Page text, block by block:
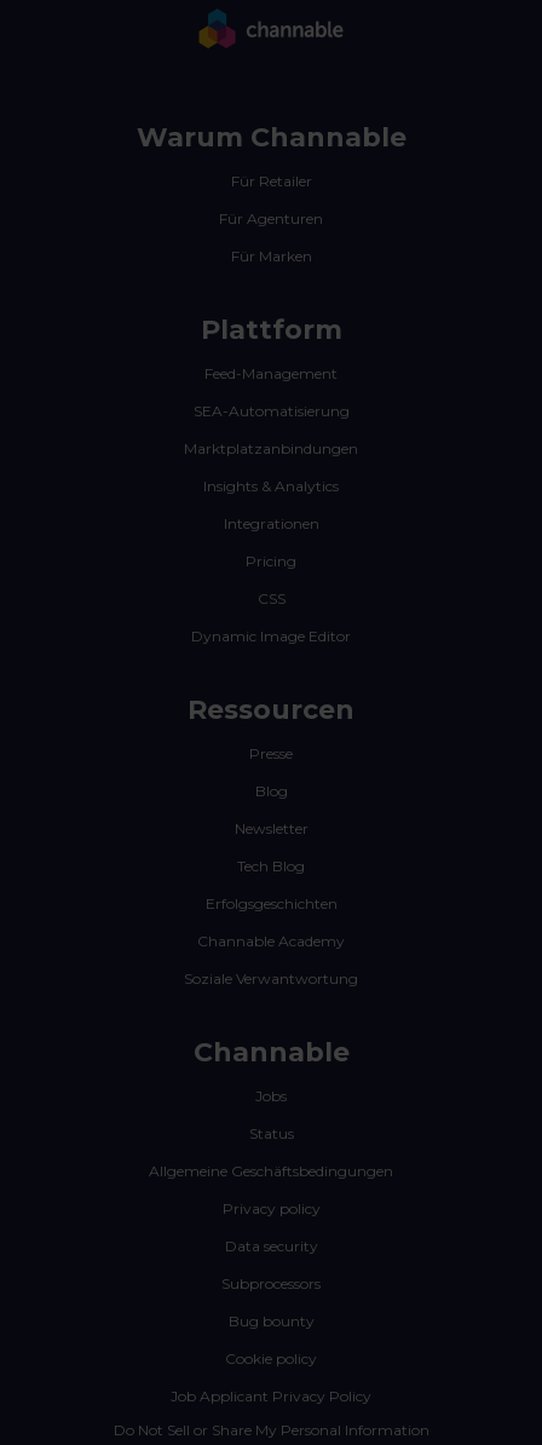
Warum Channable
Für Retailer
Für Agenturen
Für Marken
Plattform
Feed-Management
SEA-Automatisierung
Marktplatzanbindungen
Insights & Analytics
Integrationen
Pricing
CSS
Dynamic Image Editor
Ressourcen
Presse
Blog
Newsletter
Tech Blog
Erfolgsgeschichten
Channable Academy
Soziale Verwantwortung
Channable
Jobs
Status
Allgemeine Geschäftsbedingungen
Privacy policy
Data security
Subprocessors
Bug bounty
Cookie policy
Job Applicant Privacy Policy
Do Not Sell or Share My Personal Information